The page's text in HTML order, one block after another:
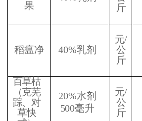
果
斤
稻瘟净 40%乳剂
元/
公
斤
百草枯
（克芜
踪、对
草快
20%水剂
500毫升
元/
公
斤